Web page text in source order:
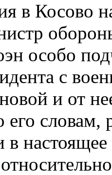
в
особо
с
и от
словам,
в